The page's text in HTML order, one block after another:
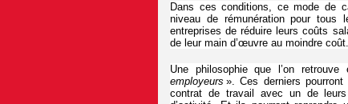
Dans ces conditions, ce mode de
niveau de rémunération pour tous
entreprises de réduire leurs coûts
de leur main d’œuvre au moindre coût.
Une philosophie que l’on
employeurs ». Ces derniers
contrat de travail avec un de